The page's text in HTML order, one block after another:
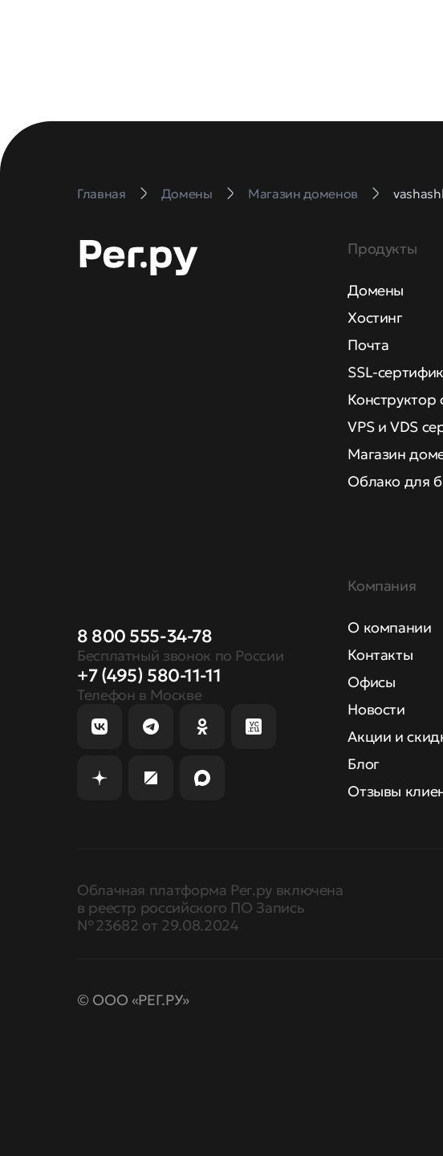
Главная Домены Магазин доменов
8 800 555-34-78
Бесплатный звонок по России
+7 (495) 580-11-11
Телефон в Москве
Продукты
Домены
Хостинг
Почта
SSL-
Конструктор
VPS и VDS
Магазин
Облако для
Компания
О компании
Контакты
Офисы
Новости
Акции и
Блог
Отзывы
Облачная платформа Рег.ру включена
в реестр российского ПО Запись
№ 23682 от 29.08.2024
© ООО «РЕГ.РУ»